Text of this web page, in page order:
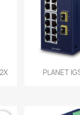

PLANET